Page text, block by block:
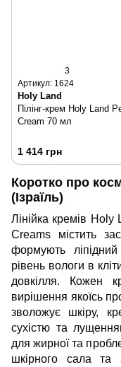
3
Артикул: 1624
Holy Land
Пілінг-крем Holy Land
Cream 70 мл
1 414 грн
Коротко про
(Ізраїль)
Лінійка кремів Holy
Creams містить
формують ліпідний
рівень вологи в
довкілля. Кожен
вирішення якоїсь
зволожує шкіру,
сухістю та
для жирної та
шкірного сала та